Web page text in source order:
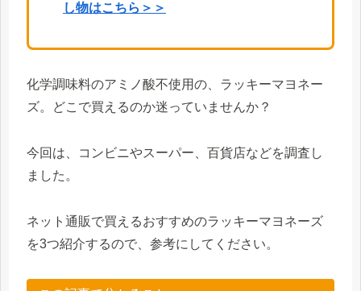
し物はこちら＞＞
化学調味料のアミノ酸不使用の、ラッキーマヨネー
ズ。どこで買えるのか迷っていませんか？
今回は、コンビニやスーパー、百貨店などを調査し
ました。
ネット通販で買えるおすすめのラッキーマヨネーズ
を3つ紹介するので、参考にしてください。